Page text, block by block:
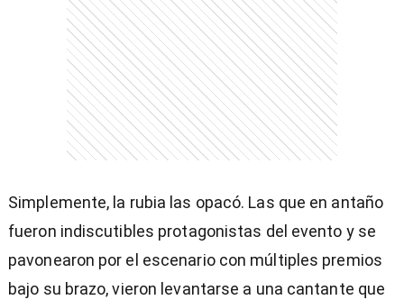
Simplemente, la rubia las opacó. Las que en antaño
fueron indiscutibles protagonistas del evento y se
pavonearon por el escenario con múltiples premios
bajo su brazo, vieron levantarse a una cantante que